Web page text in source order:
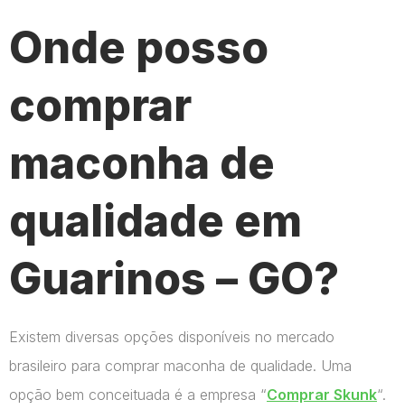
Onde posso
comprar
maconha de
qualidade em
Guarinos – GO?
Existem diversas opções disponíveis no mercado
brasileiro para comprar maconha de qualidade. Uma
opção bem conceituada é a empresa “Comprar Skunk“.